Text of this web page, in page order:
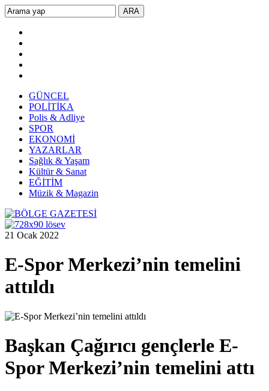
GÜNCEL
POLİTİKA
Polis & Adliye
SPOR
EKONOMİ
YAZARLAR
Sağlık & Yaşam
Kültür & Sanat
EĞİTİM
Müzik & Magazin
21 Ocak 2022
E-Spor Merkezi’nin temelini
attıldı
Başkan Çağırıcı gençlerle E-
Spor Merkezi’nin temelini attı